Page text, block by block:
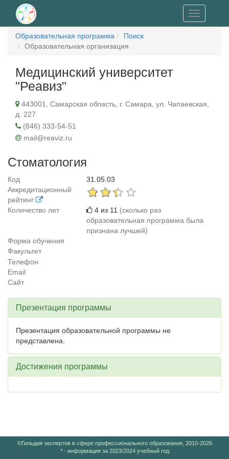
Toggle
navigation
Образовательная программа
Поиск
Образовательная организация
Медицинский университет
"Реавиз"
443001, Самарская область, г. Самара, ул. Чапаевская,
д. 227
(846) 333-54-51
mail@reaviz.ru
Стоматология
Код
31.05.03
Аккредитационный
рейтинг
Количество лет
4 из 11 (сколько раз
образовательная программа была
признана лучшей)
Форма обучения
Факультет
Телефон
Email
Сайт
Презентация программы
Презентация образовательной программы не
представлена.
Достижения программы
©Гильдия экспертов в сфере профессионального образования, 2010-2026
* - информация за 2023/2024 учебный год